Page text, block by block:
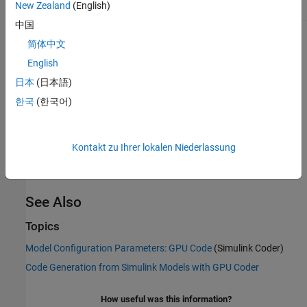
Safety precaution
Programmatic Use
Parameter:
Type:character vector
Value: ''or a valid
Version History
See Also
Topics
Model Configuration Parameters: GPU Code (Simulink Coder)
Code Generation from Simulink Models with GPU Coder
How useful was this information?
New Zealand (English)
中国
简体中文
English
日本 (日本語)
한국 (한국어)
Kontakt zu Ihrer lokalen Niederlassung